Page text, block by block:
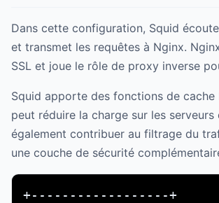
Dans cette configuration, Squid
et transmet les requêtes à Nginx.
SSL et joue le rôle de proxy inverse
Squid apporte des fonctions de cache
peut réduire la charge sur les serveurs
également contribuer au filtrage du
une couche de sécurité
+------------------+